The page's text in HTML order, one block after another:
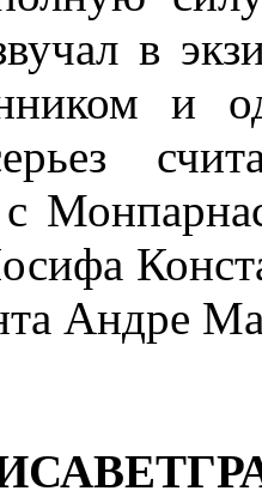
в
и
с
Андре